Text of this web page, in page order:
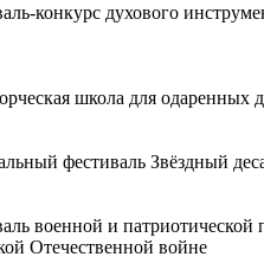
конкурс духового
школа для одаренных
фестиваль Звёздный
военной и
Отечественной войне